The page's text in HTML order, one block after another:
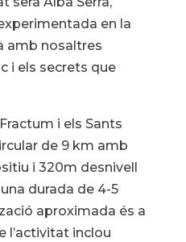
en la
amb nosaltres
i els secrets que
i els Sants
de 9 km amb
i 320m desnivell
durada de 4-5
aproximada és a
l’activitat inclou